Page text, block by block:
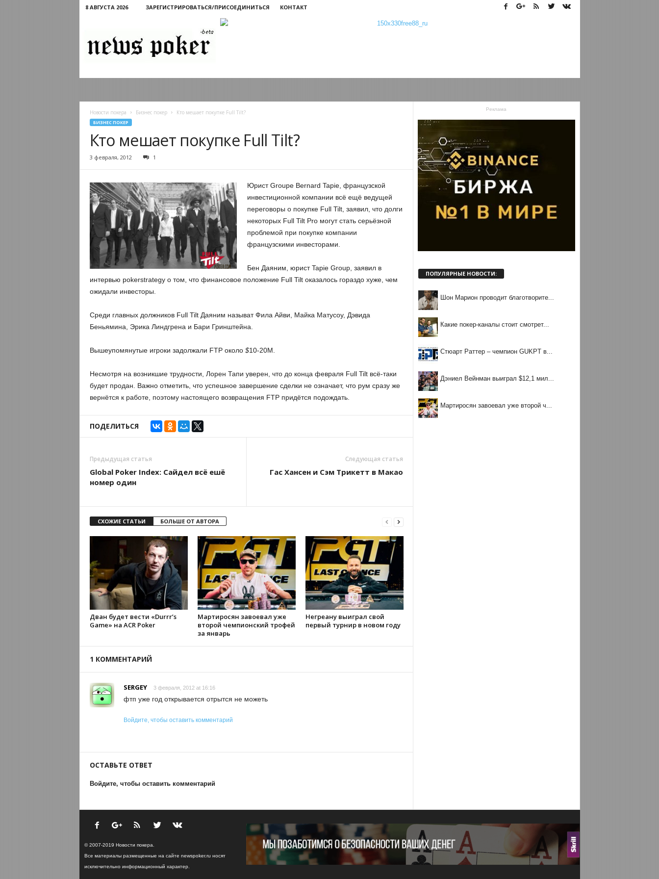
8 АВГУСТА 2026 ЗАРЕГИСТРИРОВАТЬСЯ/ПРИСОЕДИНИТЬСЯ КОНТАКТ
Новости покера Бизнес покер Кто мешает покупке Full Tilt?
БИЗНЕС ПОКЕР
Кто мешает покупке Full Tilt?
3 февраля, 2012 1
Юрист Groupe Bernard Tapie, французской
инвестиционной компании всё ещё ведущей
переговоры о покупке Full Tilt, заявил, что долги
некоторых Full Tilt Pro могут стать серьёзной
проблемой при покупке компании
французскими инвесторами.
Бен Даяним, юрист Tapie Group, заявил в
интервью pokerstrategy о том, что финансовое положение Full Tilt оказалось гораздо хуже, чем
ожидали инвесторы.
Среди главных должников Full Tilt Даяним называт Фила Айви, Майка Матусоу, Дэвида
Беньямина, Эрика Линдгрена и Бари Гринштейна.
Вышеупомянутые игроки задолжали FTP около $10-20М.
Несмотря на возникшие трудности, Лорен Тапи уверен, что до конца февраля Full Tilt всё-таки
будет продан. Важно отметить, что успешное завершение сделки не означает, что рум сразу же
вернётся к работе, поэтому настоящего возвращения FTP придётся подождать.
ПОДЕЛИТЬСЯ
Предыдущая статья
Global Poker Index: Сайдел всё ешё
номер один
Следующая статья
Гас Хансен и Сэм Трикетт в Макао
СХОЖИЕ СТАТЬИ БОЛЬШЕ ОТ АВТОРА
Дван будет вести «Durrr’s
Game» на ACR Poker
Мартиросян завоевал уже
второй чемпионский трофей
за январь
Негреану выиграл свой
первый турнир в новом году
1 КОММЕНТАРИЙ
SERGEY 3 февраля, 2012 at 16:16
фтп уже год открывается отрытся не можеть
Войдите, чтобы оставить комментарий
ОСТАВЬТЕ ОТВЕТ
Войдите, чтобы оставить комментарий
Реклама
ПОПУЛЯРНЫЕ НОВОСТИ:
Шон Марион проводит благотворите...
Какие покер-каналы стоит смотрет...
Стюарт Раттер – чемпион GUKPT в...
Дэниел Вейнман выиграл $12,1 мил...
Мартиросян завоевал уже второй ч...
© 2007-2019 Новости покера.
Все материалы размещенные на сайте newspoker.ru носят
исключительно информационный характер.